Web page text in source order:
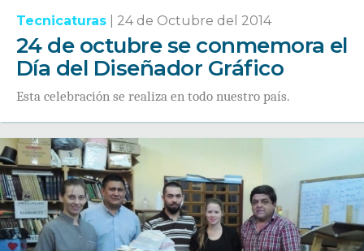
Tecnicaturas 24 de Octubre del 2014
24 de octubre se conmemora el
Día del Diseñador Gráfico
Esta celebración se realiza en todo nuestro país.